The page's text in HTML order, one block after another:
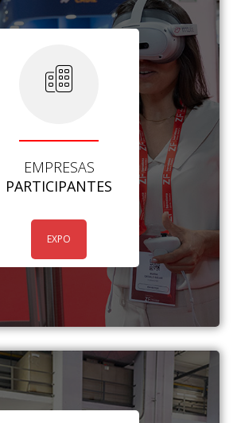
EMPRESAS
PARTICIPANTES
EXPO